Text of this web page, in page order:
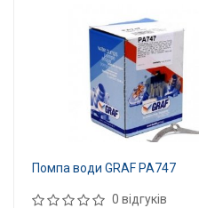
Помпа води GRAF PA747
0 відгуків